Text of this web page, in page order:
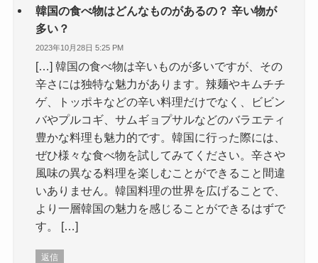
韓国の食べ物はどんなものがあるの？ 辛い物が
多い？
2023年10月28日 5:25 PM
[…] 韓国の食べ物は辛いものが多いですが、その
辛さには独特な魅力があります。辣麺やキムチチ
ゲ、トッポキなどの辛い料理だけでなく、ビビン
バやプルコギ、サムギョプサルなどのバラエティ
豊かな料理も魅力的です。韓国に行った際には、
ぜひ様々な食べ物を試してみてください。辛さや
風味の異なる料理を楽しむことができること間違
いありません。韓国料理の世界を広げることで、
より一層韓国の魅力を感じることができるはずで
す。 […]
返信